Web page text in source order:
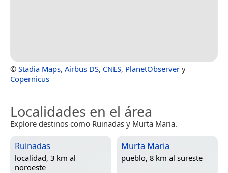
© Stadia Maps, Airbus DS, CNES, PlanetObserver y
Copernicus
Localidades en el área
Explore destinos como Ruinadas y Murta Maria.
Ruinadas
localidad, 3 km al
noroeste
Murta Maria
pueblo, 8 km al sureste